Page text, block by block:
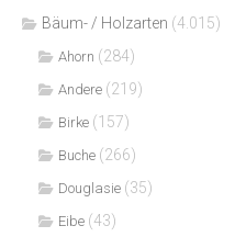
Bäum- / Holzarten (4.015)
Ahorn (284)
Andere (219)
Birke (157)
Buche (266)
Douglasie (35)
Eibe (43)